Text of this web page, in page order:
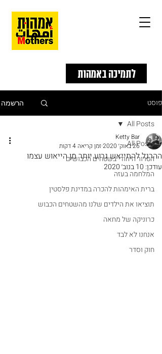
לתמיכה באמהות
פוסט הרשמה
All Posts
הטרור היהודי בשטחים הכבושים
המלחמה בעזה
ברית האימהות להכרה במדינת פלסטין
תוציאו את הילדים שלנו מהשטחים הכבוש
כרוניקה של מחאה
אנחנו לא לבד
חוק וסדר
All Posts
ההרגל להתייאש גרוע יותר מן הייאוש עצמו
Ketty Bar
26 באוק׳ 2020
זמן קריאה 4 דקות
עודכן: 10 בנוב׳ 2020